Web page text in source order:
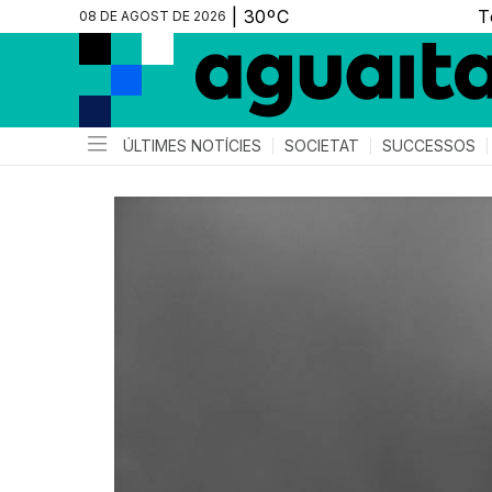
08 DE AGOST DE 2026
ÚLTIMES NOTÍCIES SOCIETAT SUCCESSOS